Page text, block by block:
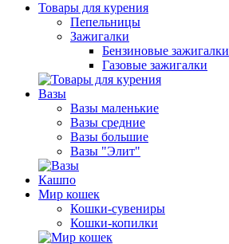
Товары для курения
Пепельницы
Зажигалки
Бензиновые зажигалки
Газовые зажигалки
Вазы
Вазы маленькие
Вазы средние
Вазы большие
Вазы "Элит"
Кашпо
Мир кошек
Кошки-сувениры
Кошки-копилки